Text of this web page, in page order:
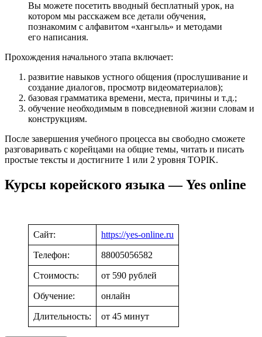
Вы можете посетить вводный бесплатный урок, на
котором мы расскажем все детали обучения,
познакомим с алфавитом «хангыль» и методами
его написания.
Прохождения начального этапа включает:
развитие навыков устного общения (прослушивание и
создание диалогов, просмотр видеоматериалов);
базовая грамматика времени, места, причины и т.д.;
обучение необходимым в повседневной жизни словам и
конструкциям.
После завершения учебного процесса вы свободно сможете
разговаривать с корейцами на общие темы, читать и писать
простые тексты и достигните 1 или 2 уровня TOPIK.
Курсы корейского языка — Yes online
Сайт: https://yes-online.ru
Телефон: 88005056582
Стоимость: от 590 рублей
Обучение: онлайн
Длительность: от 45 минут